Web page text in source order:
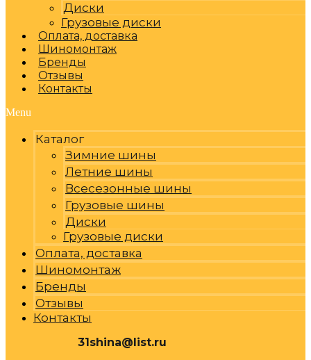
Диски
Грузовые диски
Оплата, доставка
Шиномонтаж
Бренды
Отзывы
Контакты
Menu
Каталог
Зимние шины
Летние шины
Всесезонные шины
Грузовые шины
Диски
Грузовые диски
Оплата, доставка
Шиномонтаж
Бренды
Отзывы
Контакты
31shina@list.ru